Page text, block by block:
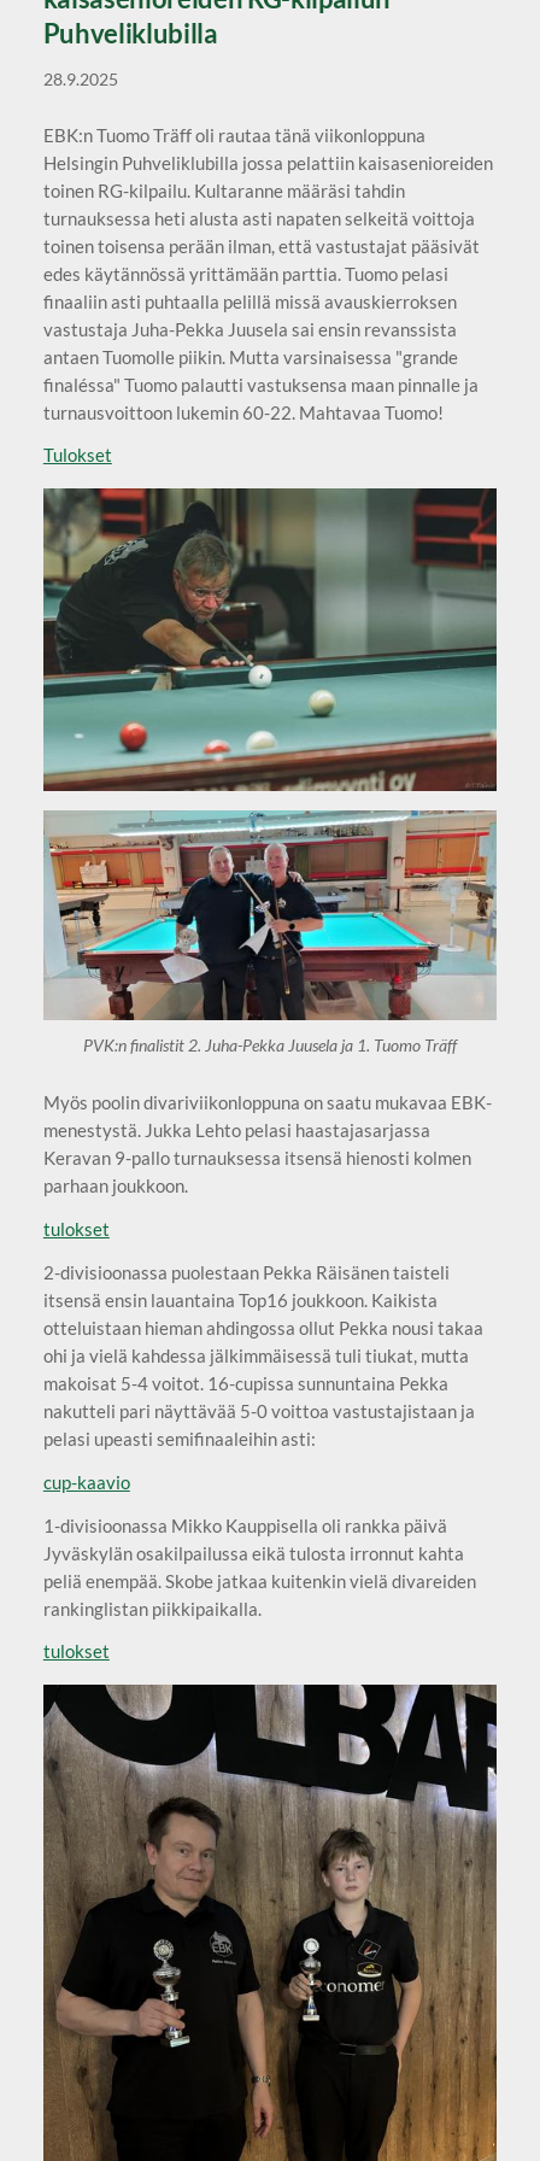
Puhveliklubilla
28.9.2025
EBK:n Tuomo Träff oli rautaa tänä viikonloppuna
Helsingin Puhveliklubilla jossa pelattiin kaisasenioreiden
toinen RG-kilpailu. Kultaranne määräsi tahdin
turnauksessa heti alusta asti napaten selkeitä voittoja
toinen toisensa perään ilman, että vastustajat pääsivät
edes käytännössä yrittämään parttia. Tuomo pelasi
finaaliin asti puhtaalla pelillä missä avauskierroksen
vastustaja Juha-Pekka Juusela sai ensin revanssista
antaen Tuomolle piikin. Mutta varsinaisessa "grande
finaléssa" Tuomo palautti vastuksensa maan pinnalle ja
turnausvoittoon lukemin 60-22. Mahtavaa Tuomo!
Tulokset
PVK:n finalistit 2. Juha-Pekka Juusela ja 1. Tuomo Träff
Myös poolin divariviikonloppuna on saatu mukavaa EBK-
menestystä. Jukka Lehto pelasi haastajasarjassa
Keravan 9-pallo turnauksessa itsensä hienosti kolmen
parhaan joukkoon.
tulokset
2-divisioonassa puolestaan Pekka Räisänen taisteli
itsensä ensin lauantaina Top16 joukkoon. Kaikista
otteluistaan hieman ahdingossa ollut Pekka nousi takaa
ohi ja vielä kahdessa jälkimmäisessä tuli tiukat, mutta
makoisat 5-4 voitot. 16-cupissa sunnuntaina Pekka
nakutteli pari näyttävää 5-0 voittoa vastustajistaan ja
pelasi upeasti semifinaaleihin asti:
cup-kaavio
1-divisioonassa Mikko Kauppisella oli rankka päivä
Jyväskylän osakilpailussa eikä tulosta irronnut kahta
peliä enempää. Skobe jatkaa kuitenkin vielä divareiden
rankinglistan piikkipaikalla.
tulokset